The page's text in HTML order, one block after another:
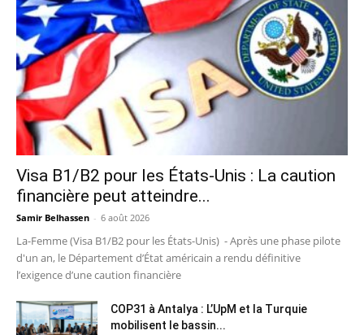
Visa B1/B2 pour les États-Unis : La caution
financière peut atteindre...
Samir Belhassen - 6 août 2026
La-Femme (Visa B1/B2 pour les États-Unis) - Après une phase pilote
d'un an, le Département d’État américain a rendu définitive
l’exigence d’une caution financière
COP31 à Antalya : L’UpM et la Turquie
mobilisent le bassin...